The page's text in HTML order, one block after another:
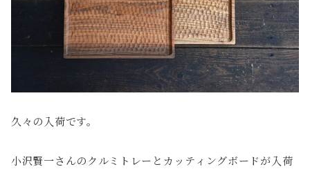
久々の入荷です。
小沢賢一さんのクルミトレーとカッティングボードが入荷